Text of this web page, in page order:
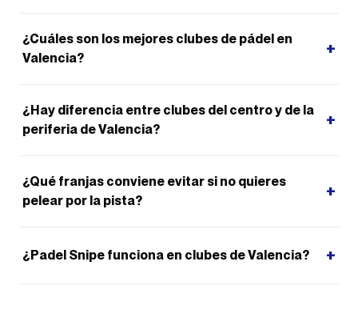
¿Cuáles son los mejores clubes de pádel en
Valencia?
+
¿Hay diferencia entre clubes del centro y de la
periferia de Valencia?
+
¿Qué franjas conviene evitar si no quieres
pelear por la pista?
+
¿Padel Snipe funciona en clubes de Valencia? +